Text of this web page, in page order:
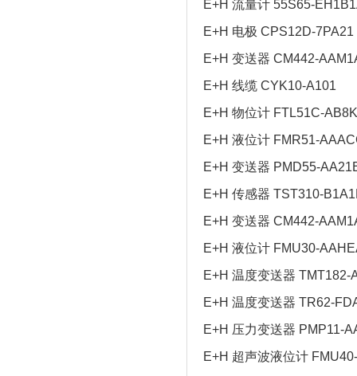
E+H 流量计 55S65-
E+H 电极 CPS12D-7PA21
E+H 变送器 CM442-
E+H 线缆 CYK10-A101
E+H 物位计 FTL51C-
E+H 液位计 FMR51-
E+H 变送器 PMD55-
E+H 传感器 TST310-
E+H 变送器 CM442-
E+H 液位计 FMU30-
E+H 温度变送器 TMT182-
E+H 温度变送器 TR62-
E+H 压力变送器 PMP11-
E+H 超声波液位计